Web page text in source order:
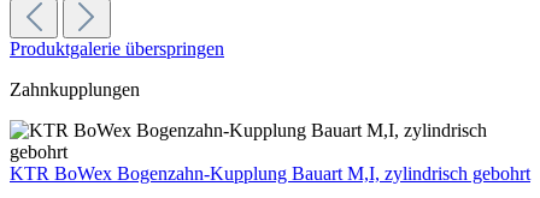
Produktgalerie überspringen
Zahnkupplungen
KTR BoWex Bogenzahn-Kupplung Bauart M,I, zylindrisch gebohrt